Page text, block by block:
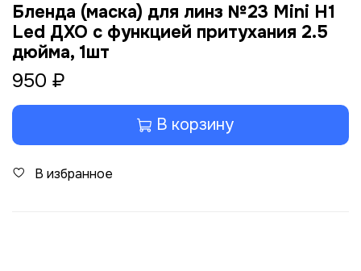
Бленда (маска) для линз №23 Mini H1
Led ДХО с функцией притухания 2.5
дюйма, 1шт
950 ₽
В корзину
В избранное